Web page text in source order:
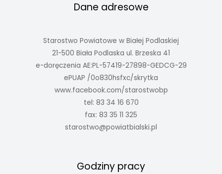
Dane adresowe
Starostwo Powiatowe w Białej Podlaskiej
21-500 Biała Podlaska ul. Brzeska 41
e-doręczenia AE:PL-57419-27898-GEDCG-29
ePUAP /0o830hsfxc/skrytka
www.facebook.com/starostwobp
tel: 83 34 16 670
fax: 83 35 11 325
starostwo@powiatbialski.pl
Godziny pracy